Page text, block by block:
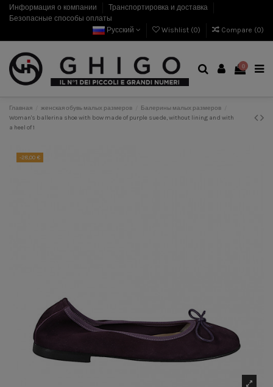
Информация о компании
Транспортировка и доставка
Безопасные способы оплаты
Русский
Wishlist (0) Compare (0)
0
Главная женская обувь малых размеров
Балерины малых размеров
Woman's ballerina shoe with bow made of purple suede, without lining and with
a heel of 1
-28,00 €